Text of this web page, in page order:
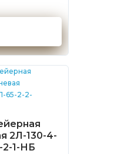
2Л-130-4-
1-НБ